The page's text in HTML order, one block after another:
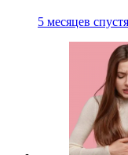
5 месяцев спустя